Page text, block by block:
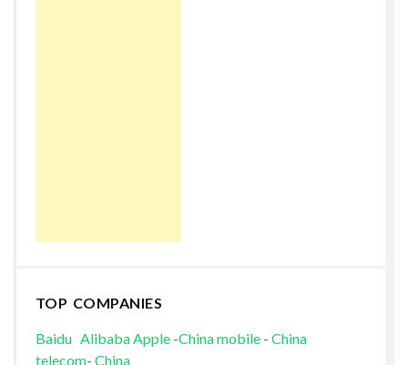
TOP COMPANIES
Baidu AlibabaApple-China mobile- China
telecom- China